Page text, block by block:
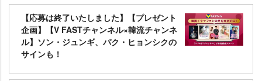
【応募は終了いたしました】【プレゼント
企画】【V FASTチャンネル×韓流チャンネ
ル】ソン・ジュンギ、パク・ヒョンシクの
サインも！